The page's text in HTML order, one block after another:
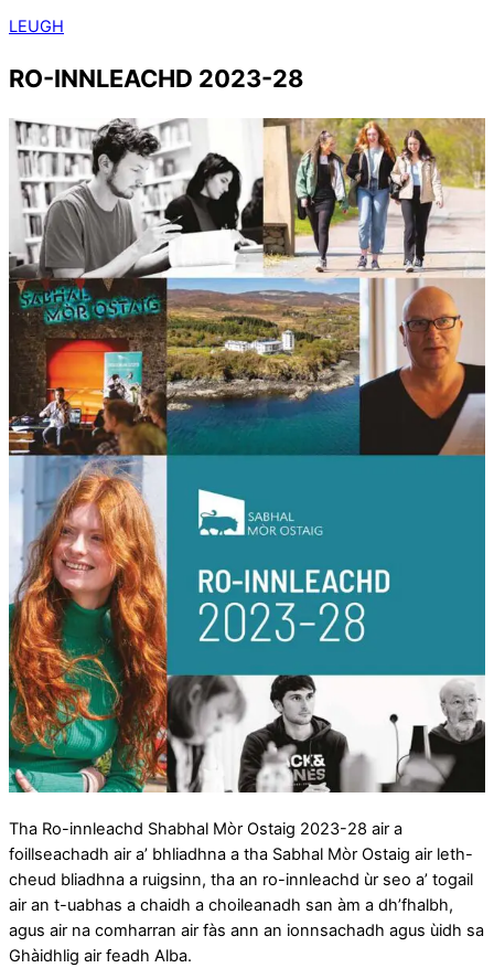
LEUGH
RO-INNLEACHD 2023-28
Tha Ro-innleachd Shabhal Mòr Ostaig 2023-28 air a
foillseachadh air a’ bhliadhna a tha Sabhal Mòr Ostaig air leth-
cheud bliadhna a ruigsinn, tha an ro-innleachd ùr seo a’ togail
air an t-uabhas a chaidh a choileanadh san àm a dh’fhalbh,
agus air na comharran air fàs ann an ionnsachadh agus ùidh sa
Ghàidhlig air feadh Alba.